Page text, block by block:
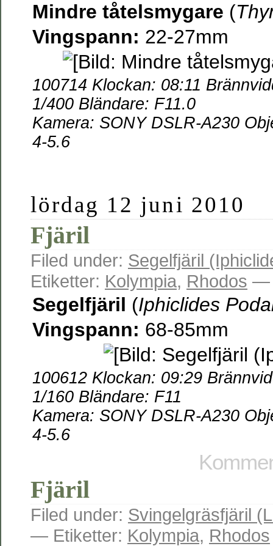
Mindre tåtelsmygare (
Vingspann: 22-27mm
100714 Klockan: 08:11
1/400 Bländare: F11.0
Kamera: SONY DSLR-A230
4-5.6
lördag 12 juni 2010
Fjäril
Filed under: Segelfjäril
Etiketter: Kolympia, Rhodos —
Segelfjäril (Iphiclides
Vingspann: 68-85mm
100612 Klockan: 09:29
1/160 Bländare: F11
Kamera: SONY DSLR-A230
4-5.6
Fjäril
Filed under: Svingelgräsfjäril
— Etiketter: Kolympia, Rhodos